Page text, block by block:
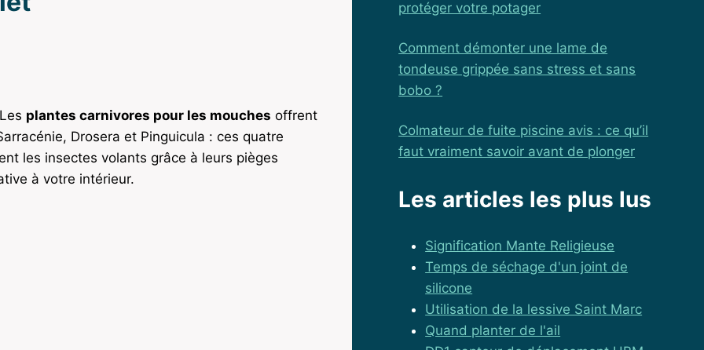
plantes carnivores pour les mouches offrent
Drosera et Pinguicula : ces quatre
les insectes volants grâce à leurs pièges
à votre intérieur.
protéger votre potager
Comment démonter une lame de
tondeuse grippée sans stress et sans
bobo ?
Colmateur de fuite piscine avis : ce qu’il
faut vraiment savoir avant de plonger
Les articles les plus lus
Signification Mante Religieuse
Temps de séchage d'un joint de
silicone
Utilisation de la lessive Saint Marc
Quand planter de l'ail